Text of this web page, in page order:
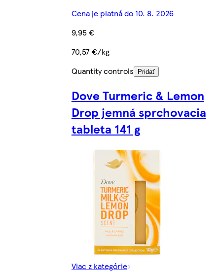
Cena je platná do 10. 8. 2026
9,95 €
70,57 €/kg
Quantity controls
Pridať
Dove Turmeric & Lemon
Drop jemná sprchovacia
tableta 141 g
Viac z kategórie